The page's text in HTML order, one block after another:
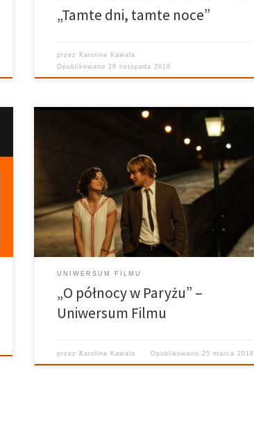
„Tamte dni, tamte noce”
przez Karolina Kawala
Opublikowano 28 listopada 2018
Uniwersum Filmu Prowadzi: Karolina Kawala „O
północy w Paryżu” to amerykańsko-hiszpańska
komedia romantyczna z 2011 roku kontynuująca cykl
filmów Woodego Allena, których akcja osadzona jest
w miastach europejskich. W filmie przedstawiona jest
historia Gila granego przez Owena Wilsona. Gil to […]
UNIWERSUM FILMU
„O północy w Paryżu” –
Uniwersum Filmu
przez Karolina Kawala Opublikowano 25 marca 2018